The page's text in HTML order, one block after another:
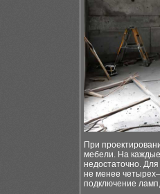
При
мебели. На каждые
недостаточно.
не менее
подключение